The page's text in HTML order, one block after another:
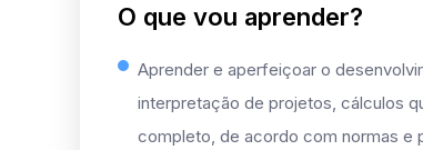
O que vou aprender?
Aprender e aperfeiçoar o
interpretação de projetos, cálculos
completo, de acordo com normas e